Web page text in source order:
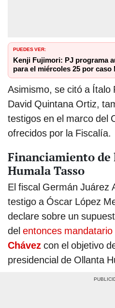
PUEDES VER:
Kenji Fujimori: PJ programa
para el miércoles 25 por caso
Asimismo, se citó a Ítalo
David Quintana Ortiz,
testigos en el marco del
ofrecidos por la Fiscalía.
Financiamiento de
Humala Tasso
El fiscal Germán Juárez
testigo a Óscar López
declare sobre un
del entonces
Chávez con el objetivo
presidencial de Ollanta